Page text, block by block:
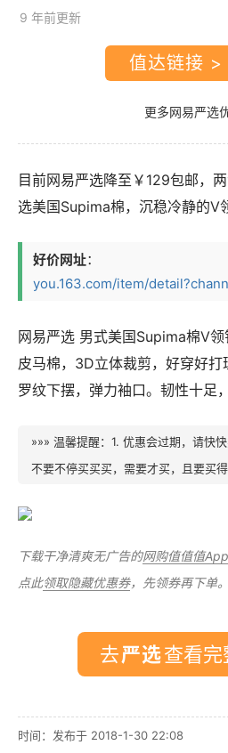
9 年前更新
值达链接 >
更多网易严选
目前网易严选降至￥129包邮，
选美国Supima棉，沉稳冷静的V
好价网址：
you.163.com/item/
网易严选 男式美国Supima棉V
皮马棉，3D立体裁剪，好穿好打
罗纹下摆，弹力袖口。韧性十足
»»» 温馨提醒：1. 优惠会过期，请快快
不要不停买买买，需要才买，且要买得
下载干净清爽无广告的网购值值值App
点此领取隐藏优惠券，先领券再下单。
去 查看
时间：发布于 2018-1-30 22:08